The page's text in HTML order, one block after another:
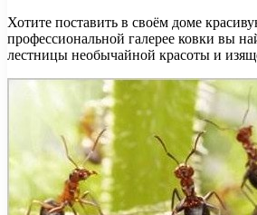
Хотите поставить в своём доме
профессиональной галерее ковки вы
лестницы необычайной красоты и